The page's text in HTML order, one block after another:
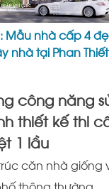
Mẫu nhà cấp 4
nhà tại Phan
công năng
thiết kế thi
1 lầu
căn nhà giống
thông thường.